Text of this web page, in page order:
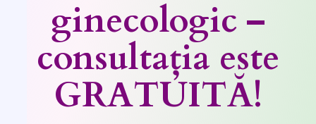
ginecologic –
consultația este
GRATUITĂ!